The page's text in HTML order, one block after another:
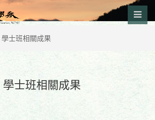
學士班相關成果
學士班相關成果